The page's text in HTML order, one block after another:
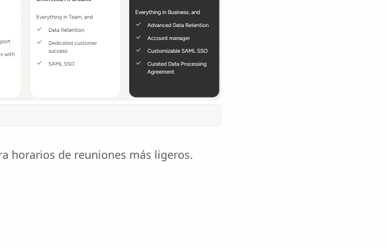
horarios de reuniones más ligeros.